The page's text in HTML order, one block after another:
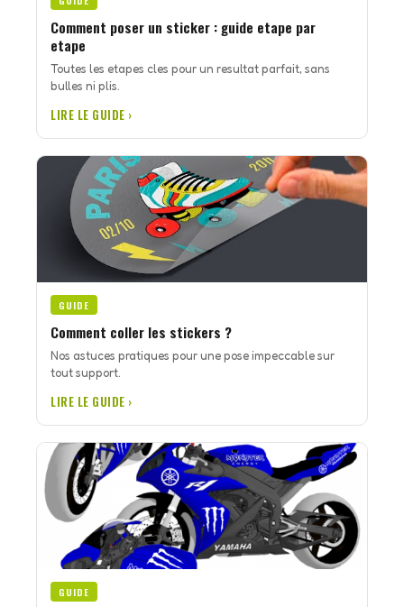
Comment poser un sticker : guide etape par
etape
Toutes les etapes cles pour un resultat parfait, sans
bulles ni plis.
LIRE LE GUIDE ›
GUIDE
Comment coller les stickers ?
Nos astuces pratiques pour une pose impeccable sur
tout support.
LIRE LE GUIDE ›
GUIDE